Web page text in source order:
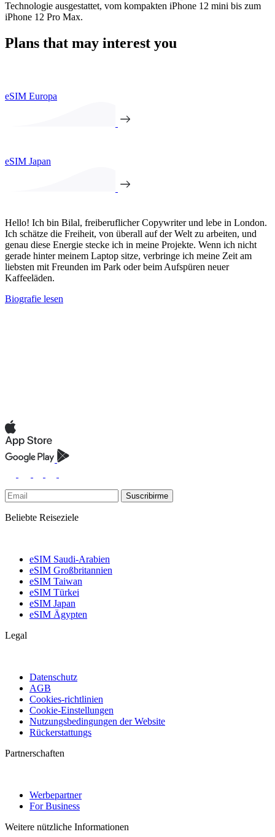
Technologie ausgestattet, vom kompakten iPhone 12 mini bis zum
iPhone 12 Pro Max.
Plans that may interest you
eSIM Europa
eSIM Japan
Hello! Ich bin Bilal, freiberuflicher Copywriter und lebe in London.
Ich schätze die Freiheit, von überall auf der Welt zu arbeiten, und
genau diese Energie stecke ich in meine Projekte. Wenn ich nicht
gerade hinter meinem Laptop sitze, verbringe ich meine Zeit am
liebsten mit Freunden im Park oder beim Aufspüren neuer
Kaffeeläden.
Biografie lesen
Suscribirme
Beliebte Reiseziele
eSIM Saudi-Arabien
eSIM Großbritannien
eSIM Taiwan
eSIM Türkei
eSIM Japan
eSIM Ägypten
Legal
Datenschutz
AGB
Cookies-richtlinien
Cookie-Einstellungen
Nutzungsbedingungen der Website
Rückerstattungs
Partnerschaften
Werbepartner
For Business
Weitere nützliche Informationen